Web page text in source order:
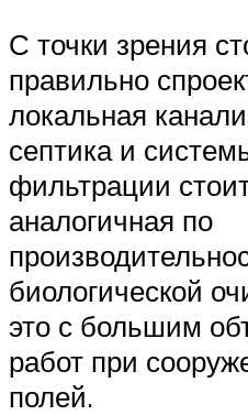
С точки зрения
правильно
локальная
септика и
фильтрации
аналогичная по
биологической
это с большим
работ при
полей.